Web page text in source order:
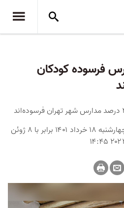
فرسوده کودکان
چهارشنبه ۱۸ خرداد ۱۴۰۱ برابر با ۸ ژوئن
۱۴:۴۵